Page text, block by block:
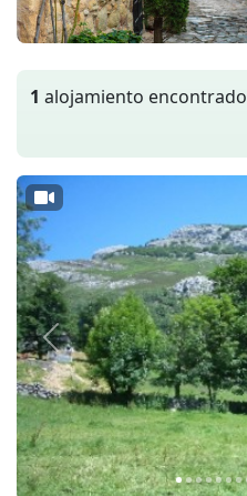
1 alojamiento encontrado
Anterior